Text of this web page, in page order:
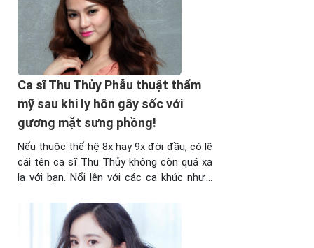
được mọi người khen bởi vẻ đẹp đằm
Ca sĩ Thu Thủy Phẫu thuật thẩm
mỹ sau khi ly hôn gây sốc với
gương mặt sưng phồng!
Nếu thuộc thế hệ 8x hay 9x đời đầu, có lẽ
cái tên ca sĩ Thu Thủy không còn quá xa
lạ với bạn. Nổi lên với các ca khúc như “
Thủy đã làm rất nhiều bạn trẻ thời ấy phải
xiêu lòng. Dưới đây, hãy ...